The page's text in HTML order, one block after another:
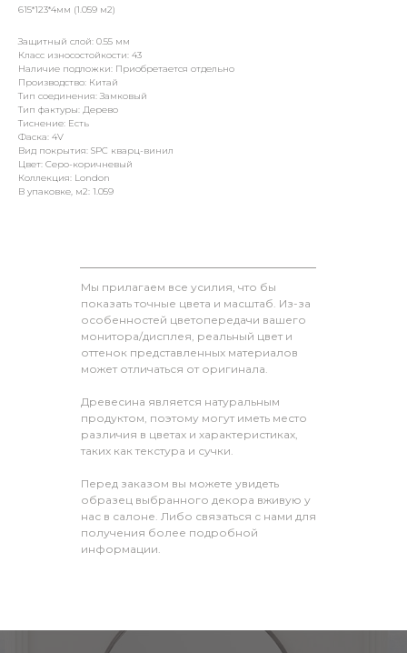
615*123*4мм (1.059 м2)
Защитный слой: 0.55 мм
Класс износостойкости: 43
Наличие подложки: Приобретается отдельно
Производство: Китай
Тип соединения: Замковый
Тип фактуры: Дерево
Тиснение: Есть
Фаска: 4V
Вид покрытия: SPC кварц-винил
Цвет: Серо-коричневый
Коллекция: London
В упаковке, м2: 1.059
Мы прилагаем все усилия, что бы
показать точные цвета и масштаб. Из-за
особенностей цветопередачи вашего
монитора/дисплея, реальный цвет и
оттенок представленных материалов
может отличаться от оригинала.
Древесина является натуральным
продуктом, поэтому могут иметь место
различия в цветах и характеристиках,
таких как текстура и сучки.
Перед заказом вы можете увидеть
образец выбранного декора вживую у
нас в салоне. Либо связаться с нами для
получения более подробной
информации.